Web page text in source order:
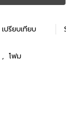
เปรียบเทียบ
, โฟม